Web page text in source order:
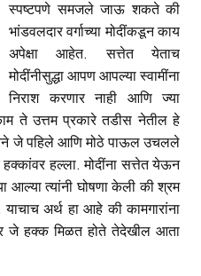
स्पष्टपणे समजले जाऊ शकते की
भांडवलदार वर्गाच्या मोदींकडून काय
अपेक्षा आहेत. सत्तेत येताच
मोदींनीसुद्धा आपण आपल्या स्वामींना
निराश करणार नाही आणि ज्या
ते उत्तम प्रकारे तडीस नेतील हे
जे पहिले आणि मोठे पाऊल उचलले
हक्कांवर हल्ला. मोदींना सत्तेत येऊन
आल्या त्यांनी घोषणा केली की श्रम
अर्थ हा आहे की कामगारांना
जे हक्क मिळत होते तेदेखील आता